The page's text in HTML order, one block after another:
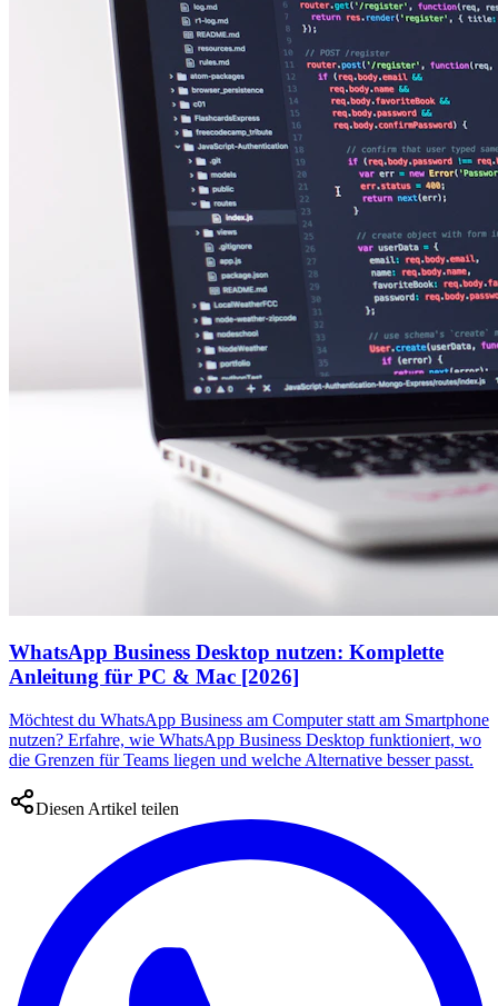
WhatsApp Business Desktop nutzen: Komplette
Anleitung für PC & Mac [2026]
Möchtest du WhatsApp Business am Computer statt am Smartphone
nutzen? Erfahre, wie WhatsApp Business Desktop funktioniert, wo
die Grenzen für Teams liegen und welche Alternative besser passt.
Diesen Artikel teilen